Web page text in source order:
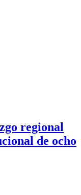
regional
de ocho